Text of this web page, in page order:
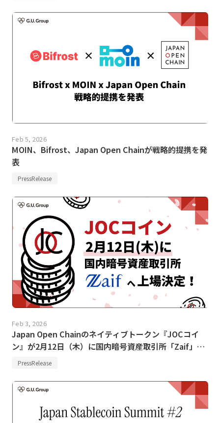
Feb 5, 2026
MOIN、Bifrost、Japan Open Chainが戦略的提携を発
表
PressRelease
Feb 3, 2026
Japan Open Chainのネイティブトークン『JOCコイ
ン』が2月12日（木）に国内暗号資産取引所「Zaif」へ
上場決定！
PressRelease